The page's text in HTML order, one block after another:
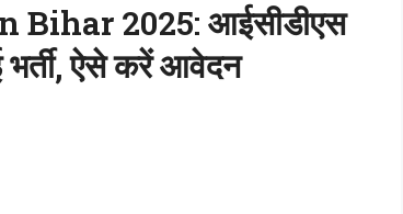
2025: आईसीडीएस
ऐसे करें आवेदन